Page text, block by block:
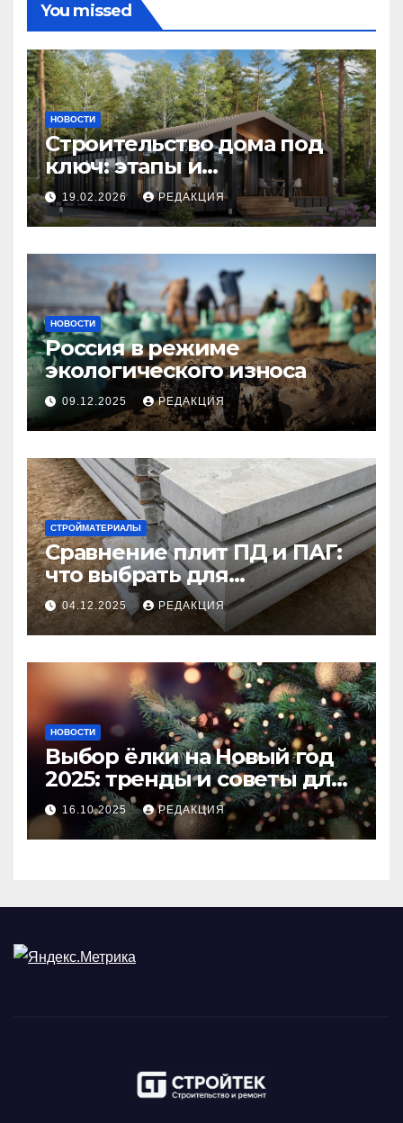
You missed
НОВОСТИ
Строительство дома под
ключ: этапы и
планирование бюджета
19.02.2026 РЕДАКЦИЯ
НОВОСТИ
Россия в режиме
экологического износа
09.12.2025 РЕДАКЦИЯ
СТРОЙМАТЕРИАЛЫ
Сравнение плит ПД и ПАГ:
что выбрать для
долговечного и прочного
покрытия
04.12.2025 РЕДАКЦИЯ
НОВОСТИ
Выбор ёлки на Новый год
2025: тренды и советы для
идеального праздника
16.10.2025 РЕДАКЦИЯ